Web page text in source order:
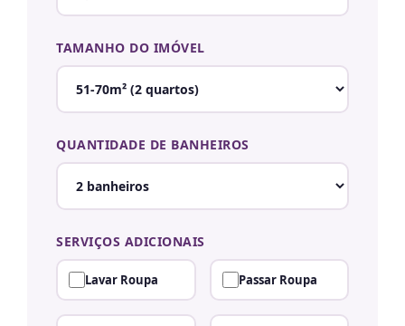
TAMANHO DO IMÓVEL
QUANTIDADE DE BANHEIROS
SERVIÇOS ADICIONAIS
Lavar Roupa Passar Roupa